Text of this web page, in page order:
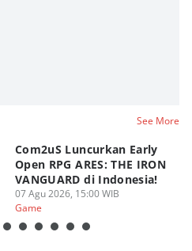
See More
Com2uS Luncurkan Early
Open RPG ARES: THE IRON
VANGUARD di Indonesia!
07 Agu 2026, 15:00 WIB
Game